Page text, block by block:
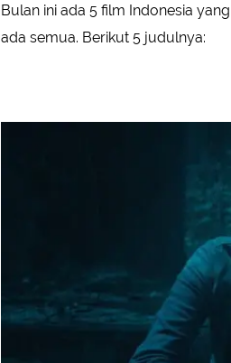
Bulan ini ada 5 film Indonesia
ada semua. Berikut 5 judulnya: